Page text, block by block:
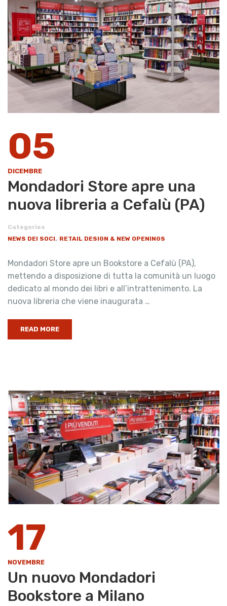
05
DICEMBRE
Mondadori Store apre una
nuova libreria a Cefalù (PA)
Categories
NEWS DEI SOCI, RETAIL DESIGN & NEW OPENINGS
Mondadori Store apre un Bookstore a Cefalù (PA),
mettendo a disposizione di tutta la comunità un luogo
dedicato al mondo dei libri e all’intrattenimento. La
nuova libreria che viene inaugurata …
READ MORE
17
NOVEMBRE
Un nuovo Mondadori
Bookstore a Milano